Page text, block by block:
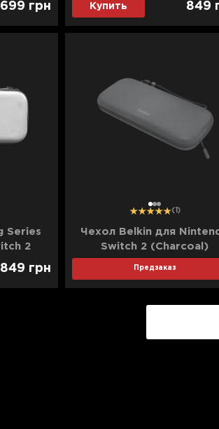
699 грн Купить 849
Series
2
849 грн
12 3 (1)
Чехол Belkin для
Switch 2 (Charcoal)
(ENA002hqCH)
Предзаказ